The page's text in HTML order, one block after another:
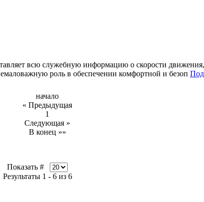
всю служебную информацию о скорости движения,
роль в обеспечении комфортной и безоп
начало
« Предыдущая
1
Следующая »
В конец »»
Показать #
Результаты 1 - 6 из 6